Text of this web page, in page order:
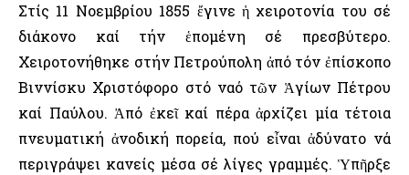
Στίς 11 Νοεμβρίου 1855 ἔγινε ἡ χειροτονία του σέ
διάκονο καί τήν ἑπομένη σέ πρεσβύτερο.
Χειροτονήθηκε στήν Πετρούπολη ἀπό τόν ἐπίσκοπο
Βιννίσκυ Χριστόφορο στό ναό τῶν Ἁγίων Πέτρου
καί Παύλου. Ἀπό ἐκεῖ καί πέρα ἀρχίζει μία τέτοια
πνευματική ἀνοδική πορεία, πού εἶναι ἀδύνατο νά
περιγράψει κανείς μέσα σέ λίγες γραμμές. Ὑπῆρξε